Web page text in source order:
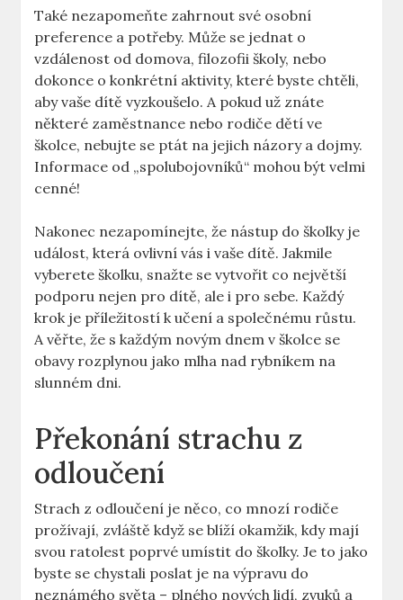
Také nezapomeňte zahrnout své osobní
preference a potřeby. Může se jednat o
vzdálenost od domova, filozofii školy, nebo
dokonce o konkrétní aktivity, které byste chtěli,
aby vaše dítě vyzkoušelo. A pokud už znáte
některé zaměstnance nebo rodiče dětí ve
školce, nebujte se ptát na jejich názory a dojmy.
Informace od „spolubojovníků“ mohou být velmi
cenné!
Nakonec nezapomínejte, že nástup do školky je
událost, která ovlivní vás i vaše dítě. Jakmile
vyberete školku, snažte se vytvořit co největší
podporu nejen pro dítě, ale i pro sebe. Každý
krok je příležitostí k učení a společnému růstu.
A věřte, že s každým novým dnem v školce se
obavy rozplynou jako mlha nad rybníkem na
slunném dni.
Překonání strachu z
odloučení
Strach z odloučení je něco, co mnozí rodiče
prožívají, zvláště když se blíží okamžik, kdy mají
svou ratolest poprvé umístit do školky. Je to jako
byste se chystali poslat je na výpravu do
neznámého světa – plného nových lidí, zvuků a